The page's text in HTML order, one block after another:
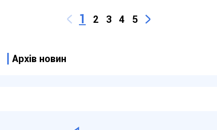
1 2 3 4 5
Архів новин